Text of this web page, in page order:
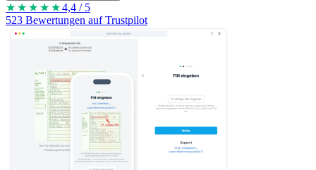
★★★★ ★4,4 / 5
523 Bewertungen auf Trustpilot